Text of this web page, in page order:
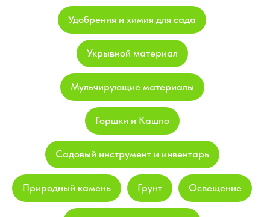
Удобрения и химия для сада
Укрывной материал
Мульчирующие материалы
Горшки и Кашпо
Садовый инструмент и инвентарь
Природный камень Грунт Освещение